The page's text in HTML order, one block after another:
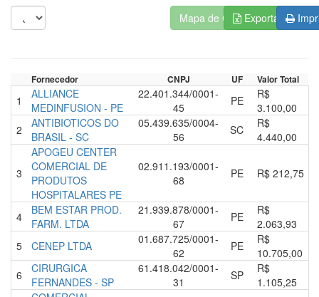
Mapa de CotaçõesExportar para
Fornecedor CNPJ UF Valor Total
1
ALLIANCE
MEDINFUSION - PE
22.401.344/0001-
45
PE
R$
3.100,00
2
ANTIBIOTICOS DO
BRASIL - SC
05.439.635/0004-
56
SC
R$
4.440,00
3
APOGEU CENTER
COMERCIAL DE
PRODUTOS
HOSPITALARES PE
02.911.193/0001-
68
PE R$ 212,75
4
BEM ESTAR PROD.
FARM. LTDA
21.939.878/0001-
67
PE
R$
2.063,93
5
CENEP LTDA
01.687.725/0001-
62
PE
R$
10.705,00
6
CIRURGICA
FERNANDES - SP
61.418.042/0001-
31
SP
R$
1.105,25